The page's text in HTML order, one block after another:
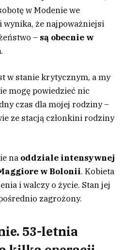
w Modenie we
wynika, że najpoważniejsi
– są obecnie w
.
w stanie krytycznym, a my
mogę powiedzieć nic
czas dla mojej rodziny –
ze stacją członkini rodziny
na oddziale intensywnej
w Bolonii. Kobieta
i walczy o życie. Stan jej
zagrożony.
53-letnia